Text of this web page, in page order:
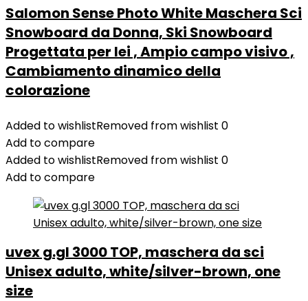
Salomon Sense Photo White Maschera Sci
Snowboard da Donna, Ski Snowboard
Progettata per lei , Ampio campo visivo ,
Cambiamento dinamico della
colorazione
Added to wishlistRemoved from wishlist 0
Add to compare
Added to wishlistRemoved from wishlist 0
Add to compare
uvex g.gl 3000 TOP, maschera da sci
Unisex adulto, white/silver-brown, one
size